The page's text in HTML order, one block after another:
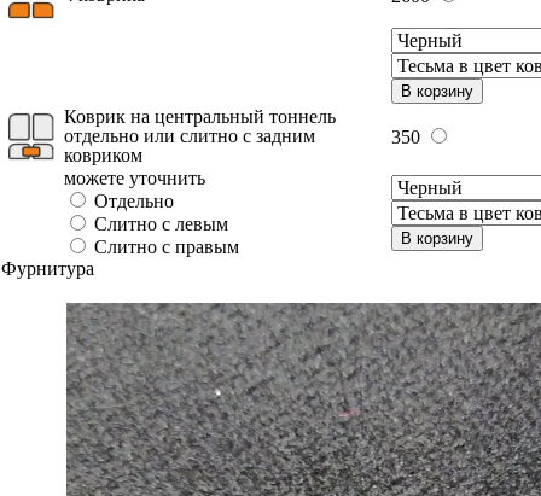
В корзину
Коврик на центральный тоннель
отдельно или слитно с задним
ковриком
350
можете уточнить
Отдельно
Слитно с левым
Слитно с правым
В корзину
Фурнитура